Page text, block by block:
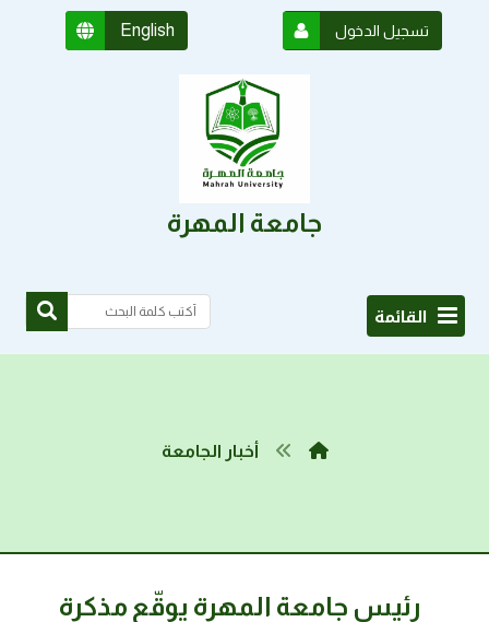
English تسجيل الدخول
جامعة المهرة
القائمة
أخبار الجامعة
رئيس جامعة المهرة يوقّع مذكرة